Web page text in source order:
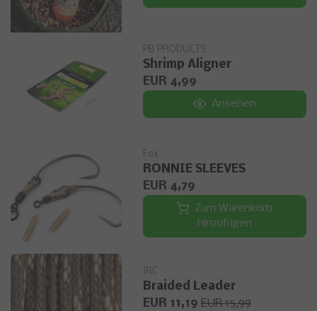
PB PRODUCTS
Shrimp Aligner
EUR 4,99
Ansehen
Fox
RONNIE SLEEVES
EUR 4,79
Zum Warenkorb
hinzufügen
JRC
Braided Leader
EUR 11,19 EUR 15,99